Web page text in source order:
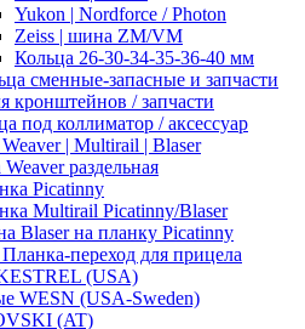
Yukon | Nordforce / Photon
Zeiss | шина ZM/VM
Кольца 26-30-34-35-36-40 мм
сменные-запасные и запчасти
кронштейнов / запчасти
под коллиматор / аксессуар
| Multirail | Blaser
Weaver раздельная
Picatinny
Multirail Picatinny/Blaser
Blaser на планку Picatinny
переход для прицела
(USA)
WESN (USA-Sweden)
(AT)